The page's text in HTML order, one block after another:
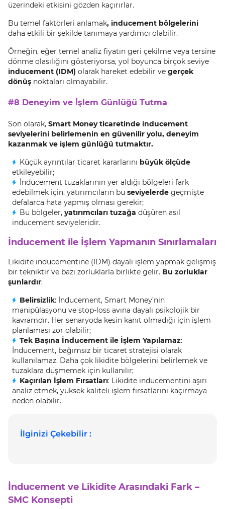
üzerindeki etkisini gözden kaçırırlar.
Bu temel faktörleri anlamak, inducement bölgelerini
daha etkili bir şekilde tanımaya yardımcı olabilir.
Örneğin, eğer temel analiz fiyatın geri çekilme veya tersine
dönme olasılığını gösteriyorsa, yol boyunca birçok seviye
inducement (IDM) olarak hareket edebilir ve gerçek
dönüş noktaları olmayabilir.
#8 Deneyim ve İşlem Günlüğü Tutma
Son olarak, Smart Moneyticaretinde inducement
seviyelerini belirlemenin en güvenilir yolu, deneyim
kazanmak ve işlem günlüğü tutmaktır.
Küçük ayrıntılar ticaret kararlarını büyük ölçüde
etkileyebilir;
İnducement tuzaklarının yer aldığı bölgeleri fark
edebilmek için, yatırımcıların bu seviyelerde geçmişte
defalarca hata yapmış olması gerekir;
Bu bölgeler, yatırımcıları tuzağa düşüren asıl
inducement seviyeleridir.
İnducement ile İşlem Yapmanın Sınırlamaları
Likidite inducementine (IDM) dayalı işlem yapmak gelişmiş
bir tekniktir ve bazı zorluklarla birlikte gelir. Bu zorluklar
şunlardır:
Belirsizlik: İnducement, Smart Money’nin
manipülasyonu ve stop-loss avına dayalı psikolojik bir
kavramdır. Her senaryoda kesin kanıt olmadığı için işlem
planlaması zor olabilir;
Tek Başına İnducement ile İşlem Yapılamaz:
İnducement, bağımsız bir ticaret stratejisi olarak
kullanılamaz. Daha çok likidite bölgelerini belirlemek ve
tuzaklara düşmemek için kullanılır;
Kaçırılan İşlem Fırsatları: Likidite inducementini aşırı
analiz etmek, yüksek kaliteli işlem fırsatlarını kaçırmaya
neden olabilir.
İlginizi Çekebilir :
İnducement ve Likidite Arasındaki Fark –
SMC Konsepti